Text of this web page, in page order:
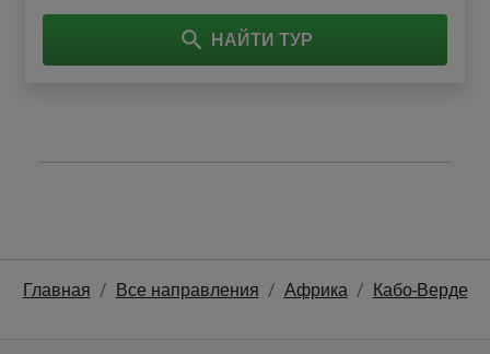
НАЙТИ ТУР
Главная Все направления Африка Кабо-Верде